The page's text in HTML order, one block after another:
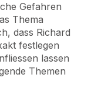
Gefahren
Thema
dass Richard
festlegen
lassen
Themen